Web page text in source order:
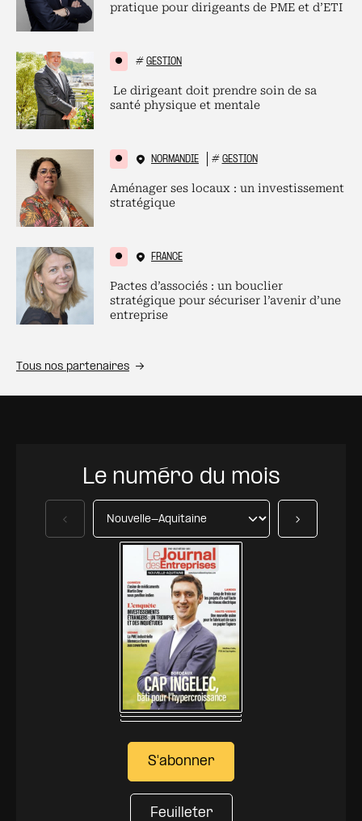
pratique pour dirigeants de PME et d’ETI
# GESTION
Le dirigeant doit prendre soin de sa
santé physique et mentale
NORMANDIE # GESTION
Aménager ses locaux : un investissement
stratégique
FRANCE
Pactes d’associés : un bouclier
stratégique pour sécuriser l’avenir d’une
entreprise
Tous nos partenaires
Le numéro du mois
S'abonner
Feuilleter
Précédent Suivant